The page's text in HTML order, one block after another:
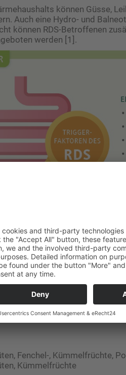
können Güsse,
Auch eine Hydro- und
können RDS-Betroffenen
werden [1].
des RDS unterstützt
und krampfartigen
, Kümmelfrüchte,
ätherisches Öl und
Sie stehen als Mono- und
Fenchel-, Kümmelfrüchte,
Kümmelfrüchte